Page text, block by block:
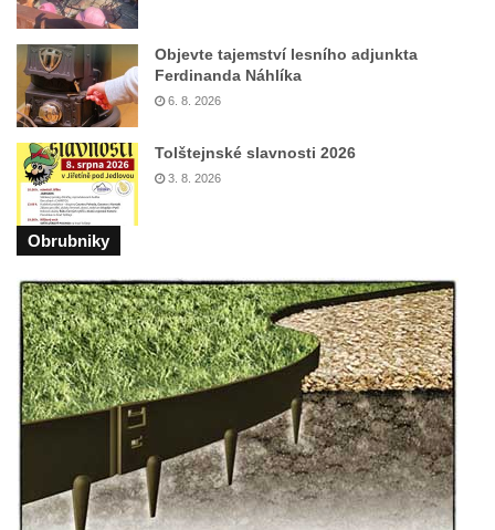
Zámek Cebiv
Zámek Rabštejn nad Střelou
Zámek Bezdružice
Zámek Javorná
Zámek Zákupy
Hrad a zámek Vartenberk ve Stráži pod
Ralskem
Zámek Doksy
Zámek Zahrádky
Zámek Jílové
Zámek Ohrada (Muzeum lesnictví,
myslivosti a rybářství)
Zámek Pachtů z Rájova v Jablonném v
Podještědí
Zámek Starý Hrozňatov (hrad Kingsberg)
Zámek Sokolov (Falkenau)
Objevte tajemství lesního adjunkta
Ferdinanda Náhlíka
6. 8. 2026
Tolštejnské slavnosti 2026
3. 8. 2026
Obrubniky